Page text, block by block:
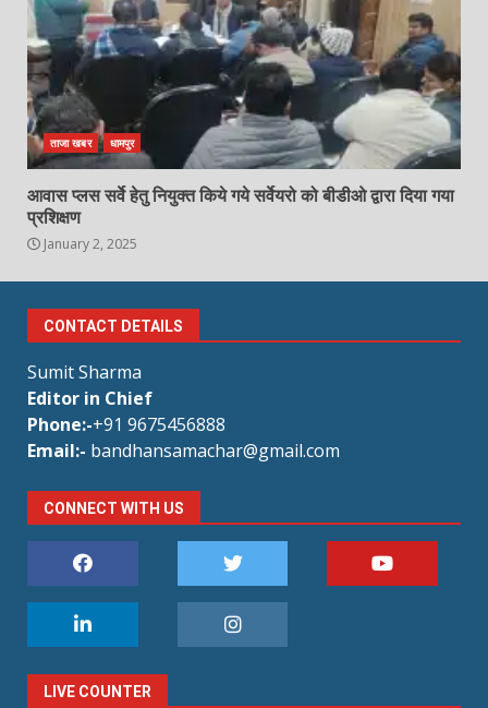
ताजा खबर धामपुर
आवास प्लस सर्वे हेतु नियुक्त किये गये सर्वेयरो को बीडीओ द्वारा दिया गया
प्रशिक्षण
January 2, 2025
CONTACT DETAILS
Sumit Sharma
Editor in Chief
Phone:-+91 9675456888
Email:- bandhansamachar@gmail.com
CONNECT WITH US
LIVE COUNTER